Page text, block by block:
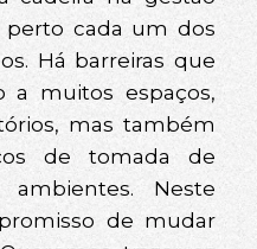
cada um dos
Há barreiras que
a muitos espaços,
mas também
de tomada de
Neste
de mudar